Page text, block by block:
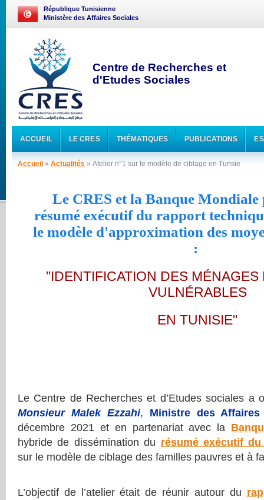
République Tunisienne
Ministère des Affaires Sociales
Centre de Recherches et
d'Etudes Sociales
ACCUEIL LE CRES THÉMATIQUES PUBLICATIONS
Accueil » Actualités » Atelier n°1 sur le modèle de ciblage en Tunsie
Le CRES et la Banque Mondiale
résumé exécutif du rapport
le modèle d'approximation des
:
"IDENTIFICATION DES MÉNAGES
VULNÉRABLES
EN TUNISIE"
Le Centre de Recherches et d’Etudes sociales a
Monsieur Malek Ezzahi, Ministre des Affaires
décembre 2021 et en partenariat avec la
hybride de dissémination du résumé exécutif
sur le modèle de ciblage des familles pauvres et à
L’objectif de l’atelier était de réunir autour du